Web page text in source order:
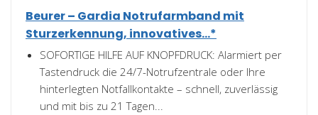
Beurer – Gardia Notrufarmband mit
Sturzerkennung, innovatives...*
SOFORTIGE HILFE AUF KNOPFDRUCK: Alarmiert per
Tastendruck die 24/7-Notrufzentrale oder Ihre
hinterlegten Notfallkontakte – schnell, zuverlässig
und mit bis zu 21 Tagen...